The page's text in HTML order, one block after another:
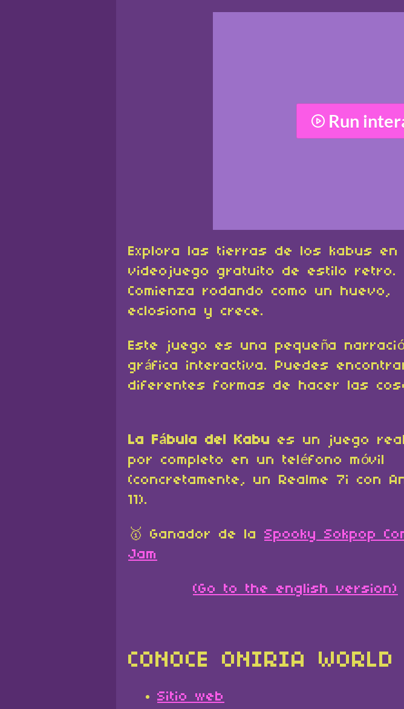
Run
Explora las tierras de los kabus en
videojuego gratuito de estilo retro.
Comienza rodando como un huevo,
eclosiona y crece.
Este juego es una pequeña
gráfica interactiva. Puedes
diferentes formas de hacer las
La Fábula del Kabu es un juego
por completo en un teléfono móvil
(concretamente, un Realme 7i con
11).
🥇 Ganador de la Spooky Sokpop
Jam
(Go to the english version)
CONOCE ONIRIA WORLD
Sitio web